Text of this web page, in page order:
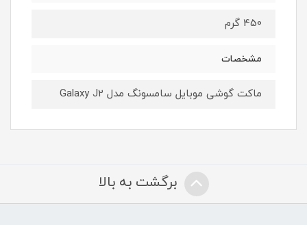
450 گرم
مشخصات
ماکت گوشی موبایل سامسونگ مدل Galaxy J2
برگشت به بالا